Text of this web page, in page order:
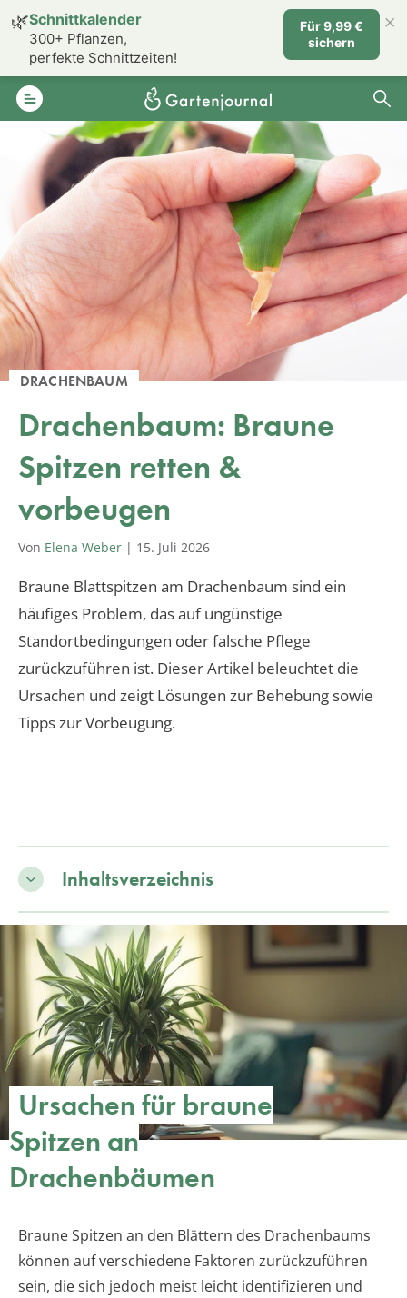
DRACHENBAUM
Drachenbaum: Braune
Spitzen retten &
vorbeugen
Von Elena Weber | 15. Juli 2026
Braune Blattspitzen am Drachenbaum sind ein
häufiges Problem, das auf ungünstige
Standortbedingungen oder falsche Pflege
zurückzuführen ist. Dieser Artikel beleuchtet die
Ursachen und zeigt Lösungen zur Behebung sowie
Tipps zur Vorbeugung.
Inhaltsverzeichnis
Ursachen für braune
Spitzen an
Drachenbäumen
Braune Spitzen an den Blättern des Drachenbaums
können auf verschiedene Faktoren zurückzuführen
sein, die sich jedoch meist leicht identifizieren und
🌿Schnittkalender
300+ Pflanzen,
perfekte Schnittzeiten!
Für 9,99 €
sichern
×